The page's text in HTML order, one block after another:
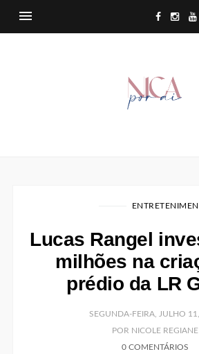
Lucas Rangel
milhões na
prédio da LR
SEGUNDA-FEIRA, JULHO
POR NICOLE REGIANE
0 COMENTÁRIOS